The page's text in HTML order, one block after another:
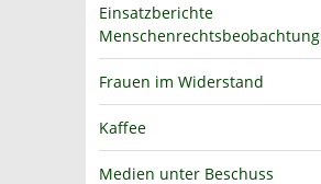
Einsatzberichte
Menschenrechtsbeobachtung
Frauen im Widerstand
Kaffee
Medien unter Beschuss